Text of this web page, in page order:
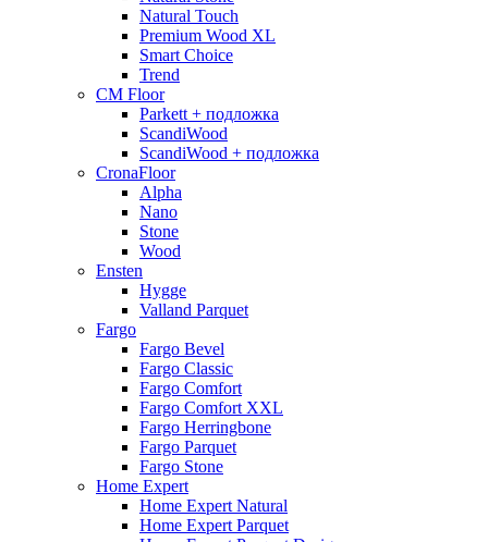
Natural Touch
Premium Wood XL
Smart Choice
Trend
CM Floor
Parkett + подложка
ScandiWood
ScandiWood + подложка
CronaFloor
Alpha
Nano
Stone
Wood
Ensten
Hygge
Valland Parquet
Fargo
Fargo Bevel
Fargo Classic
Fargo Comfort
Fargo Comfort XXL
Fargo Herringbone
Fargo Parquet
Fargo Stone
Home Expert
Home Expert Natural
Home Expert Parquet